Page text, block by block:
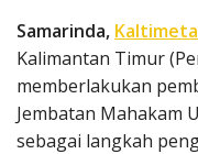
Samarinda,
Kalimantan Timur
memberlakukan
Jembatan Mahakam
sebagai langkah